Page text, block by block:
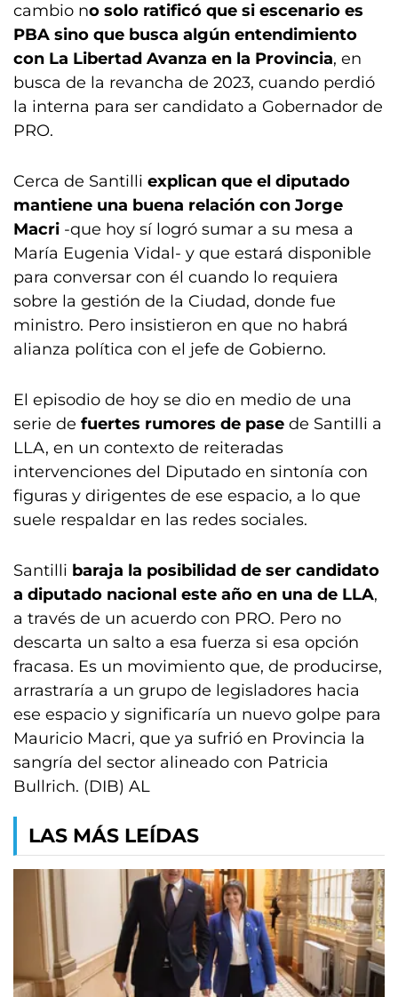
cambio no solo ratificó que si escenario es
PBA sino que busca algún entendimiento
con La Libertad Avanza en la Provincia, en
busca de la revancha de 2023, cuando perdió
la interna para ser candidato a Gobernador de
PRO.
Cerca de Santilli explican que el diputado
mantiene una buena relación con Jorge
Macri -que hoy sí logró sumar a su mesa a
María Eugenia Vidal- y que estará disponible
para conversar con él cuando lo requiera
sobre la gestión de la Ciudad, donde fue
ministro. Pero insistieron en que no habrá
alianza política con el jefe de Gobierno.
El episodio de hoy se dio en medio de una
serie de fuertes rumores de pase de Santilli a
LLA, en un contexto de reiteradas
intervenciones del Diputado en sintonía con
figuras y dirigentes de ese espacio, a lo que
suele respaldar en las redes sociales.
Santilli baraja la posibilidad de ser candidato
a diputado nacional este año en una de LLA,
a través de un acuerdo con PRO. Pero no
descarta un salto a esa fuerza si esa opción
fracasa. Es un movimiento que, de producirse,
arrastraría a un grupo de legisladores hacia
ese espacio y significaría un nuevo golpe para
Mauricio Macri, que ya sufrió en Provincia la
sangría del sector alineado con Patricia
Bullrich. (DIB) AL
LAS MÁS LEÍDAS